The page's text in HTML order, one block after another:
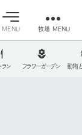
MENU 牧場 MENU
30°c / 22°c
30°c/22°c
ラン フラワーガーデン 動物
時間・料金